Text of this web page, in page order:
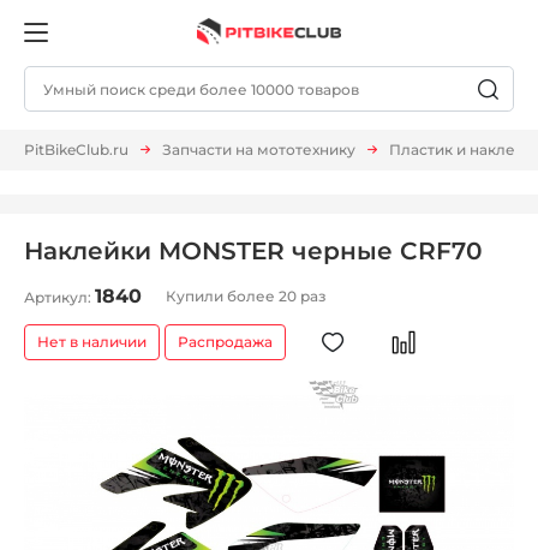
PitBikeClub.ru Запчасти на мототехнику Пластик и
Наклейки MONSTER черные CRF70
Артикул: 1840 Купили более 20 раз
Нет в наличии Распродажа